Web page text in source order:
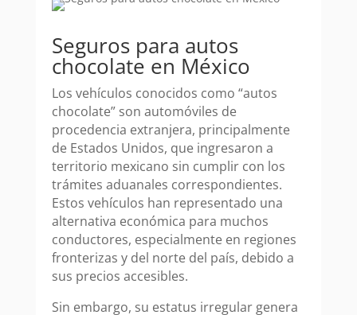
Seguros para autos
chocolate en México
Los vehículos conocidos como “autos
chocolate” son automóviles de
procedencia extranjera, principalmente
de Estados Unidos, que ingresaron a
territorio mexicano sin cumplir con los
trámites aduanales correspondientes.
Estos vehículos han representado una
alternativa económica para muchos
conductores, especialmente en regiones
fronterizas y del norte del país, debido a
sus precios accesibles.
Sin embargo, su estatus irregular genera